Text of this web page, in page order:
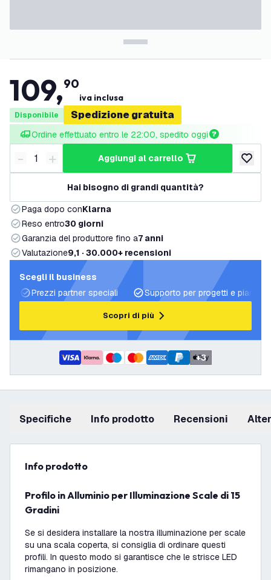
109,90
iva inclusa
Disponibile Spedizione gratuita
Ordine effettuato entro le 22:00, spedito oggi
Riduci quantità
- Aumenta quantità
+ aggiungi al carrello
Hai bisogno di grandi quantità?
Paga dopo conKlarna
Reso entro30 giorni
Garanzia del produttore fino a7 anni
Valutazione9,1 · 30.000+ recensioni
Scegli il business
Prezzi partner speciali
Supporto per progetti e piani di
Scopri di più
+3
Specifiche info prodotto recensioni
info prodotto
Profilo in Alluminio per Illuminazione Scale di 15
Gradini
Se si desidera installare la nostra illuminazione per scale
su una scala coperta, si consiglia di ordinare questi
profili. In questo modo si garantisce che le strisce LED
rimangano in posizione.